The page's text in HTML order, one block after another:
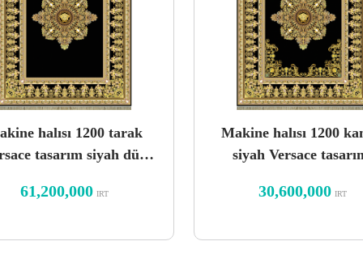
halısı 1200 tarak
tasarım siyah düz
61,200,000 IRT
Makine halısı 1200
siyah Versace
30,600,000 IRT